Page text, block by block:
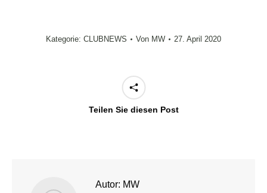
Kategorie: CLUBNEWS Von MW 27. April 2020
Teilen Sie diesen Post
Autor: MW